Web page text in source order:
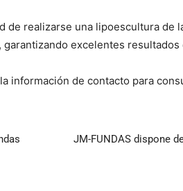
de realizarse una lipoescultura de
excelentes resultados
información de contacto para
JM-FUNDAS dispone